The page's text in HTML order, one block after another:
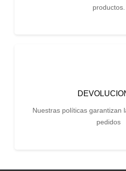
productos.
Nuestras políticas garantizan
pedidos